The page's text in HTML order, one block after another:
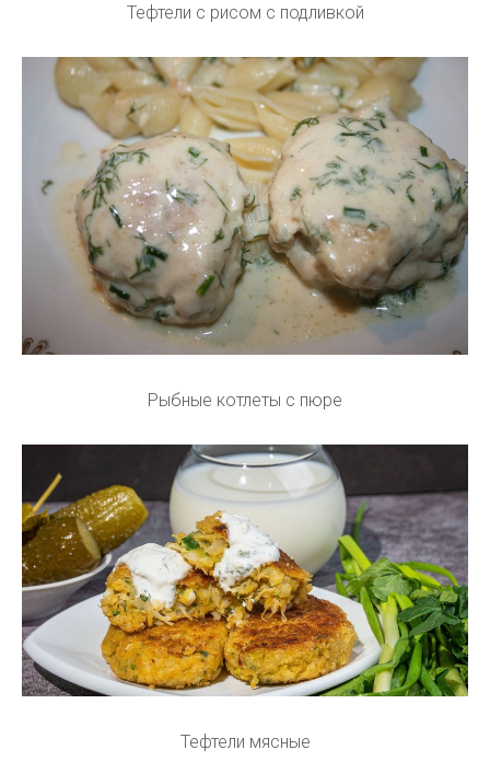
Тефтели с рисом с подливкой
Рыбные котлеты с пюре
Тефтели мясные